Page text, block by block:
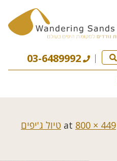
03-6489992
800 × 449
טיול ג'יפים